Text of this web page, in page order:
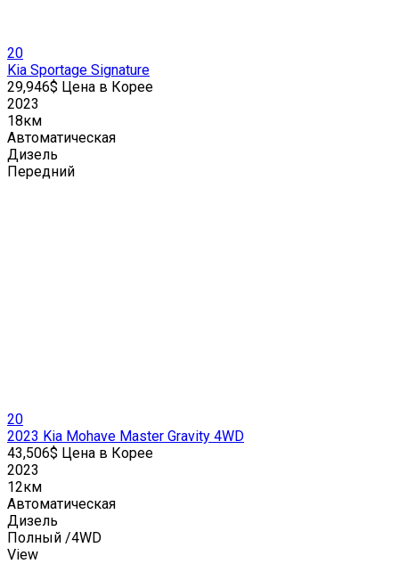
20
Kia Sportage Signature
29,946$ Цена в Корее
2023
18км
Автоматическая
Дизель
Передний
20
2023 Kia Mohave Master Gravity 4WD
43,506$ Цена в Корее
2023
12км
Автоматическая
Дизель
Полный /4WD
View